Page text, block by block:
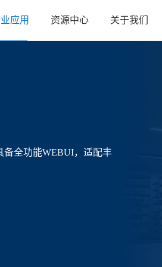
应用 资源中心 关于我们
备全功能WEBUI，适配丰